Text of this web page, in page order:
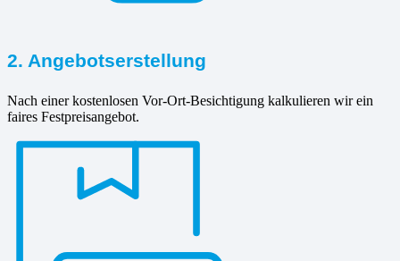
2. Angebotserstellung
Nach einer kostenlosen Vor-Ort-Besichtigung kalkulieren wir ein
faires Festpreisangebot.